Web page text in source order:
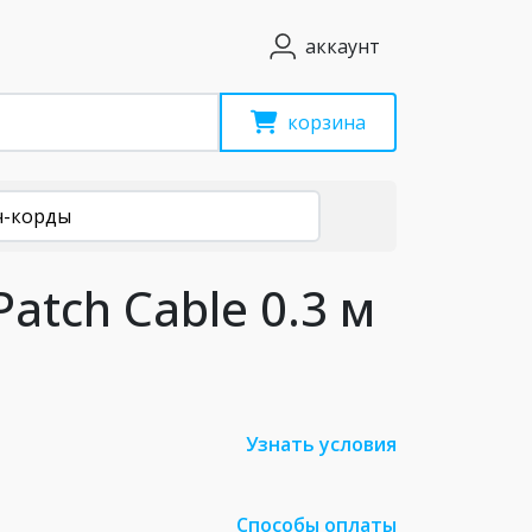
аккаунт
корзина
корды
Cable 0.3 м
Узнать условия
Способы оплаты